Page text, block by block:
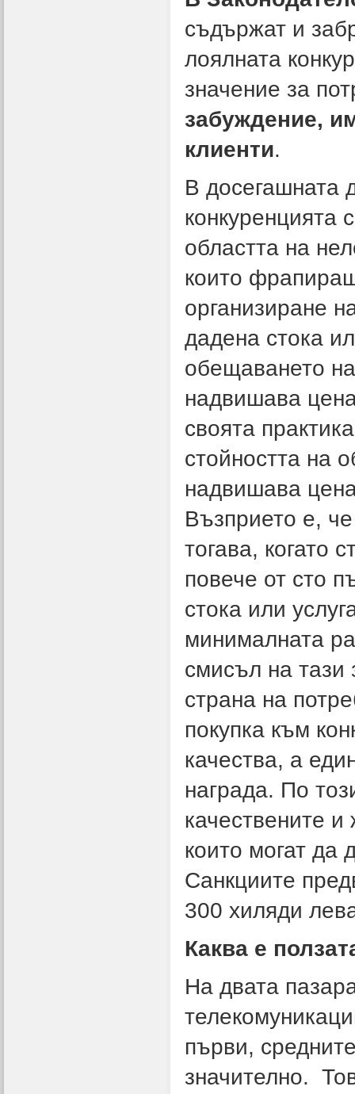
съдържат и
лоялната
значение за
забуждение,
клиенти.
В досегашната
конкуренцията
областта на
които
организиране
дадена стока
обещаването
надвишава
своята
стойността на
надвишава
Възприето е,
тогава, когато
повече от сто
стока или
минималната
смисъл на тази
страна на
покупка към
качества, а
награда. По
качествените
които могат да
Санкциите
300 хиляди
Каква е
На двата
първи,
значително.